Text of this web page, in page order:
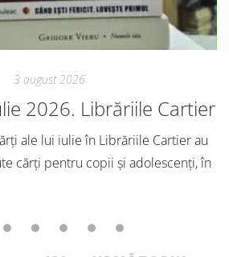
3 august 2026
2026. Librăriile Cartier
ale lui iulie în Librăriile Cartier au
cărți pentru copii și adolescenți, în